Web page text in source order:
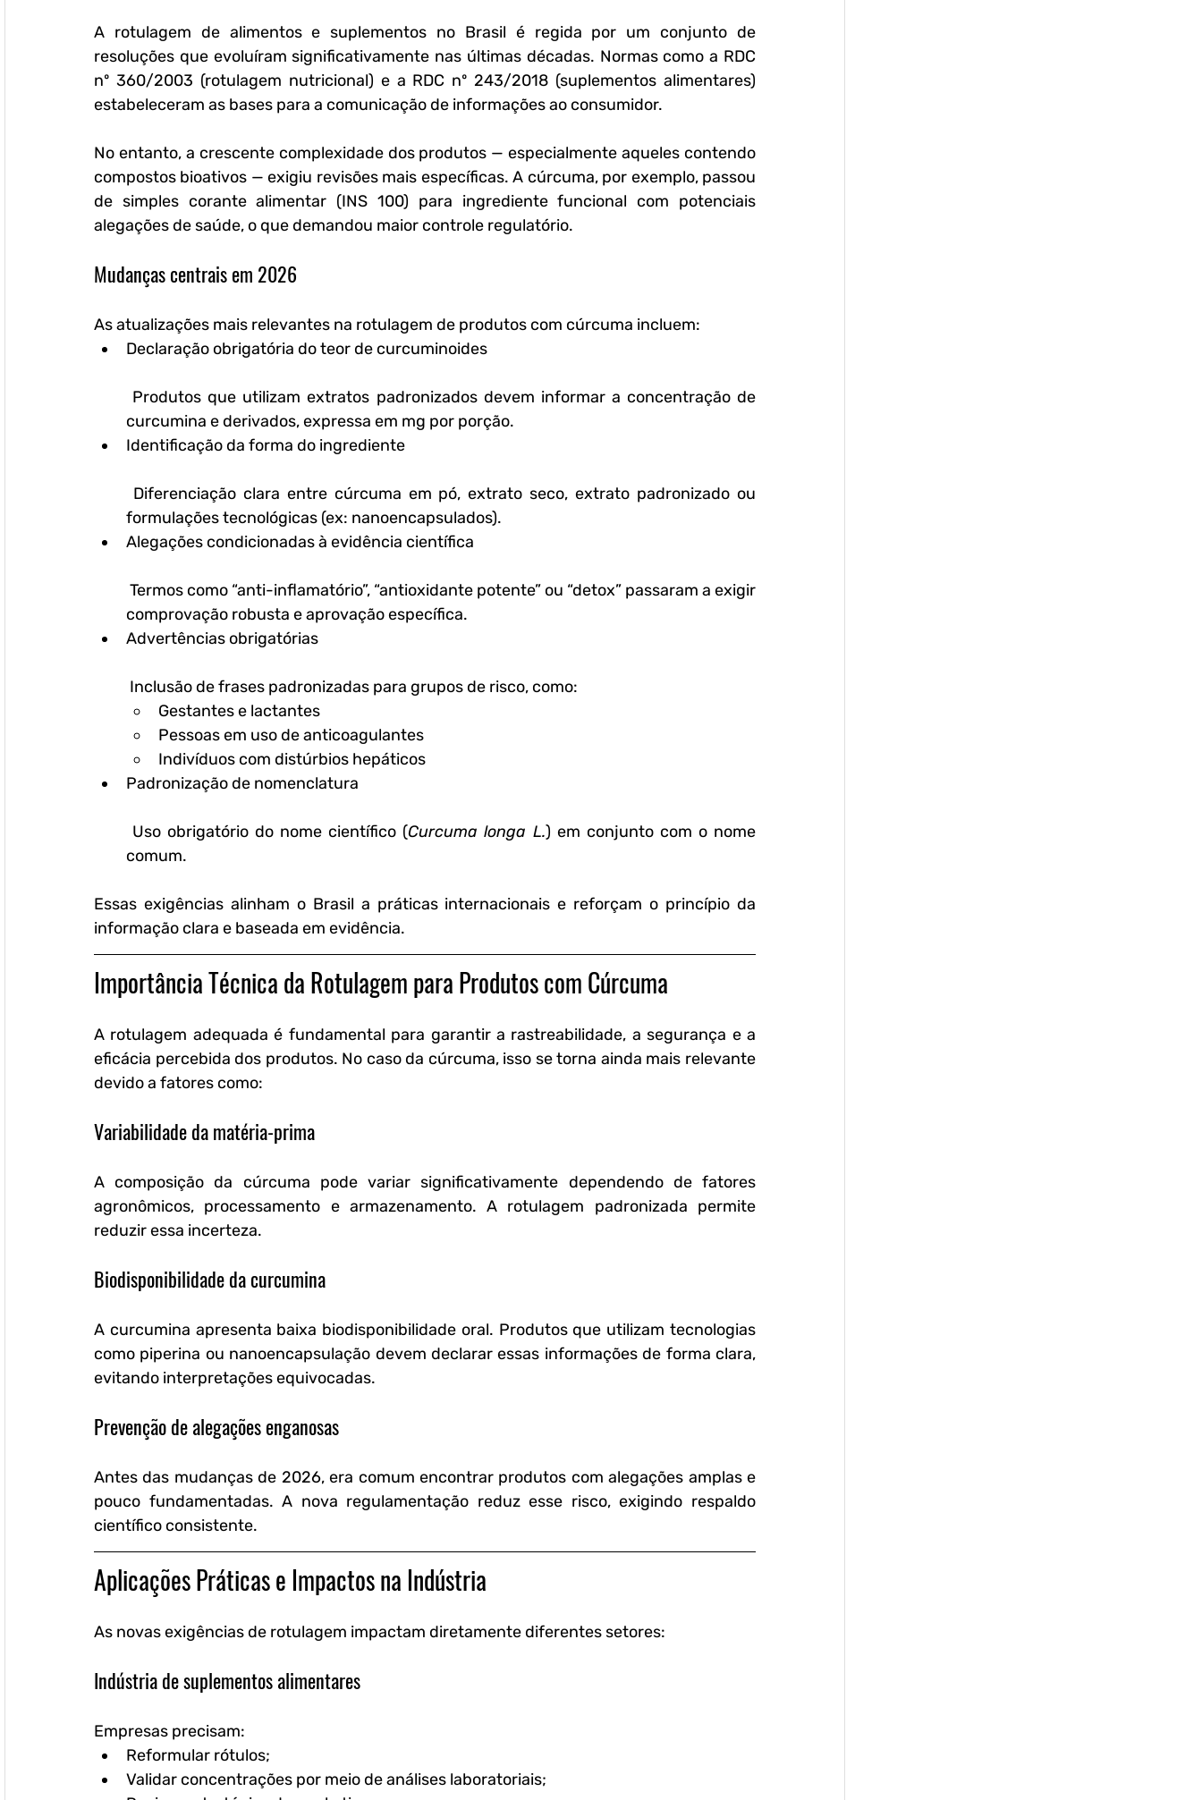
A rotulagem de alimentos e suplementos no Brasil é regida por um conjunto de
resoluções que evoluíram significativamente nas últimas décadas. Normas como a RDC
nº 360/2003 (rotulagem nutricional) e a RDC nº 243/2018 (suplementos alimentares)
estabeleceram as bases para a comunicação de informações ao consumidor.
No entanto, a crescente complexidade dos produtos — especialmente aqueles contendo
compostos bioativos — exigiu revisões mais específicas. A cúrcuma, por exemplo, passou
de simples corante alimentar (INS 100) para ingrediente funcional com potenciais
alegações de saúde, o que demandou maior controle regulatório.
Mudanças centrais em 2026
As atualizações mais relevantes na rotulagem de produtos com cúrcuma incluem:
Declaração obrigatória do teor de curcuminoides
curcumina e derivados, expressa em mg por porção.
Identificação da forma do ingrediente
formulações tecnológicas (ex: nanoencapsulados).
Alegações condicionadas à evidência científica
comprovação robusta e aprovação específica.
Advertências obrigatórias
Inclusão de frases padronizadas para grupos de risco, como:
Gestantes e lactantes
Pessoas em uso de anticoagulantes
Indivíduos com distúrbios hepáticos
Padronização de nomenclatura
Uso obrigatório do nome científico (Curcuma longa L.) em conjunto com o nome
comum.
Essas exigências alinham o Brasil a práticas internacionais e reforçam o princípio da
informação clara e baseada em evidência.
Importância Técnica da Rotulagem para Produtos com Cúrcuma
A rotulagem adequada é fundamental para garantir a rastreabilidade, a segurança e a
eficácia percebida dos produtos. No caso da cúrcuma, isso se torna ainda mais relevante
devido a fatores como:
Variabilidade da matéria-prima
A composição da cúrcuma pode variar significativamente dependendo de fatores
agronômicos, processamento e armazenamento. A rotulagem padronizada permite
reduzir essa incerteza.
Biodisponibilidade da curcumina
A curcumina apresenta baixa biodisponibilidade oral. Produtos que utilizam tecnologias
como piperina ou nanoencapsulação devem declarar essas informações de forma clara,
evitando interpretações equivocadas.
Prevenção de alegações enganosas
Antes das mudanças de 2026, era comum encontrar produtos com alegações amplas e
pouco fundamentadas. A nova regulamentação reduz esse risco, exigindo respaldo
científico consistente.
Aplicações Práticas e Impactos na Indústria
As novas exigências de rotulagem impactam diretamente diferentes setores:
Indústria de suplementos alimentares
Empresas precisam:
Reformular rótulos;
Validar concentrações por meio de análises laboratoriais;